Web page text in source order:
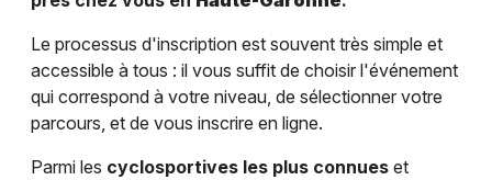
Le processus d'inscription est souvent très simple et
accessible à tous : il vous suffit de choisir l'événement
qui correspond à votre niveau, de sélectionner votre
parcours, et de vous inscrire en ligne.
Parmi les cyclosportives les plus connues et